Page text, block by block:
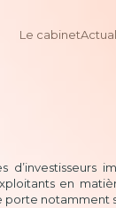
Le cabinet
d’investisseurs
en
notamment